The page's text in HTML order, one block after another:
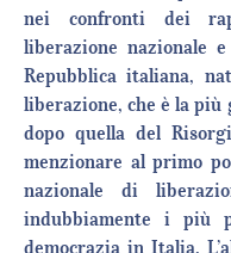
nei confronti dei
liberazione nazionale
Repubblica italiana,
liberazione, che è la più
dopo quella del
menzionare al primo
nazionale di
indubbiamente i più
democrazia in Italia.